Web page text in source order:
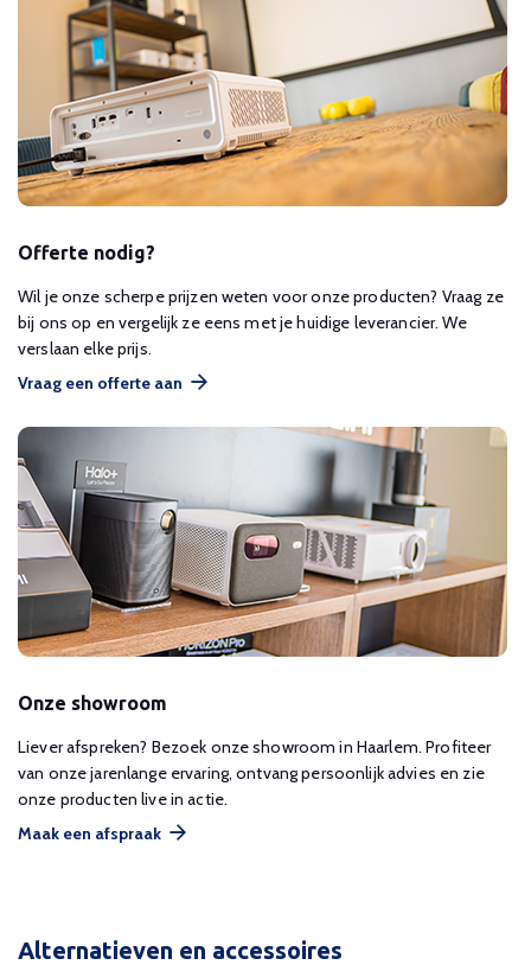
Offerte nodig?
Wil je onze scherpe prijzen weten voor onze producten? Vraag ze
bij ons op en vergelijk ze eens met je huidige leverancier. We
verslaan elke prijs.
Vraag een offerte aan
Onze showroom
Liever afspreken? Bezoek onze showroom in Haarlem. Profiteer
van onze jarenlange ervaring, ontvang persoonlijk advies en zie
onze producten live in actie.
Maak een afspraak
Alternatieven en accessoires